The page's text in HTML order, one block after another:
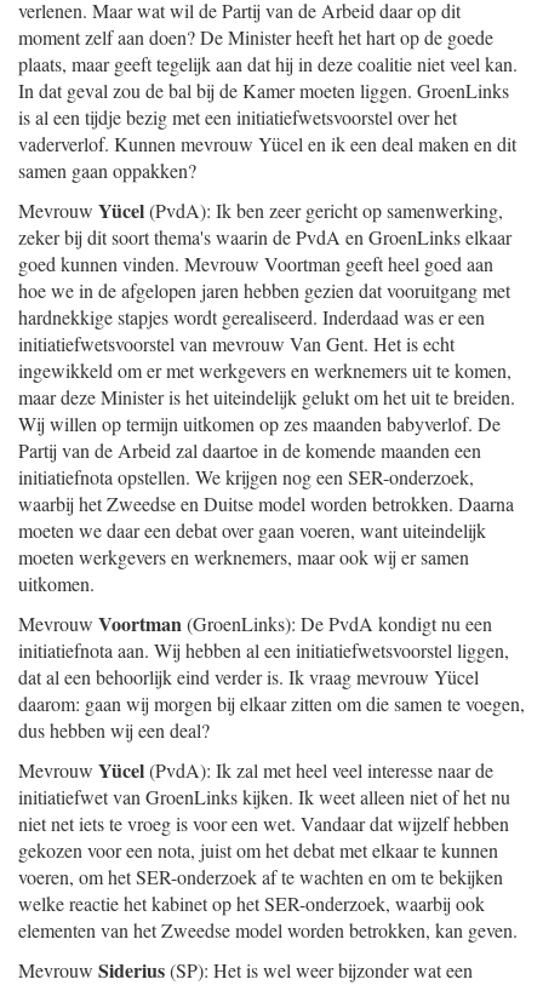
verlenen. Maar wat wil de Partij van de Arbeid daar op dit
moment zelf aan doen? De Minister heeft het hart op de goede
plaats, maar geeft tegelijk aan dat hij in deze coalitie niet veel kan.
In dat geval zou de bal bij de Kamer moeten liggen. GroenLinks
is al een tijdje bezig met een initiatiefwetsvoorstel over het
vaderverlof. Kunnen mevrouw Yücel en ik een deal maken en dit
samen gaan oppakken?
Mevrouw Yücel(PvdA): Ik ben zeer gericht op samenwerking,
zeker bij dit soort thema's waarin de PvdA en GroenLinks elkaar
goed kunnen vinden. Mevrouw Voortman geeft heel goed aan
hoe we in de afgelopen jaren hebben gezien dat vooruitgang met
hardnekkige stapjes wordt gerealiseerd. Inderdaad was er een
initiatiefwetsvoorstel van mevrouw Van Gent. Het is echt
ingewikkeld om er met werkgevers en werknemers uit te komen,
maar deze Minister is het uiteindelijk gelukt om het uit te breiden.
Wij willen op termijn uitkomen op zes maanden babyverlof. De
Partij van de Arbeid zal daartoe in de komende maanden een
initiatiefnota opstellen. We krijgen nog een SER-onderzoek,
waarbij het Zweedse en Duitse model worden betrokken. Daarna
moeten we daar een debat over gaan voeren, want uiteindelijk
moeten werkgevers en werknemers, maar ook wij er samen
uitkomen.
Mevrouw Voortman(GroenLinks): De PvdA kondigt nu een
initiatiefnota aan. Wij hebben al een initiatiefwetsvoorstel liggen,
dat al een behoorlijk eind verder is. Ik vraag mevrouw Yücel
daarom: gaan wij morgen bij elkaar zitten om die samen te voegen,
dus hebben wij een deal?
Mevrouw Yücel(PvdA): Ik zal met heel veel interesse naar de
initiatiefwet van GroenLinks kijken. Ik weet alleen niet of het nu
niet net iets te vroeg is voor een wet. Vandaar dat wijzelf hebben
gekozen voor een nota, juist om het debat met elkaar te kunnen
voeren, om het SER-onderzoek af te wachten en om te bekijken
welke reactie het kabinet op het SER-onderzoek, waarbij ook
elementen van het Zweedse model worden betrokken, kan geven.
Mevrouw Siderius(SP): Het is wel weer bijzonder wat een